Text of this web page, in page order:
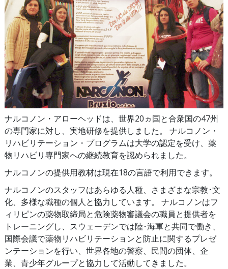
ナルコノン・アローヘッドは、世界20ヵ国と合衆国の47州
の専門家に対し、実地研修を提供しました。 ナルコノン・
リハビリテーション・プログラムは大学の認定を受け、薬
物リハビリ専門家への継続教育を認められました。
ナルコノンの提供用教材は現在18の言語で利用できます。
ナルコノンのスタッフはあらゆる人種、さまざまな宗教･文
化、多様な職種の個人と協力しています。 ナルコノンはフ
ィリピンの薬物取締局と危険薬物審議会の職員と提供者を
トレーニングし、スウェーデンでは陸･海軍と共同で働き、
国際会議で薬物リハビリテーションと防止に関するプレゼ
ンテーションを行い、世界各地の警察、民間の団体、企
業、青少年グループと協力して活動してきました。